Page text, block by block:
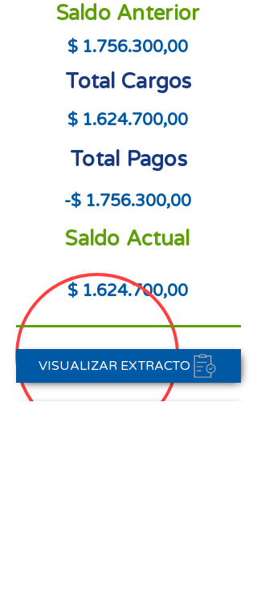
Saldo Anterior
$ 1.756.300,00
Total Cargos
$ 1.624.700,00
Total Pagos
-$ 1.756.300,00
Saldo Actual
$ 1.624.700,00
VISUALIZAR EXTRACTO